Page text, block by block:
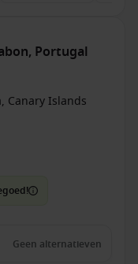
Portugal
Canary Islands
Geen alternatieven